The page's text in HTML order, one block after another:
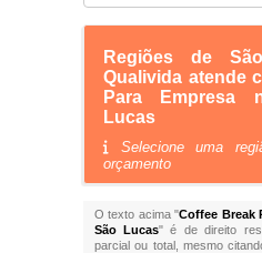
Regiões de
Qualivida atende
Para Empresa
Lucas
Selecione uma
orçamento
O texto acima "Coffee Break
São Lucas" é de direito
parcial ou total, mesmo